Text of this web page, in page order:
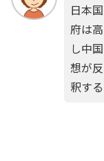
日本
府は
し中
想が
釈す